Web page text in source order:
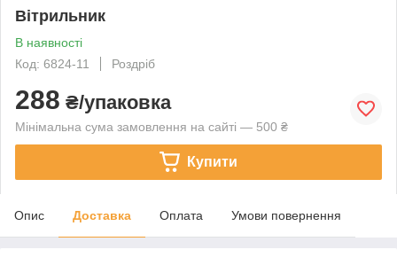
Вітрильник
В наявності
Код: 6824-11
Роздріб
288 ₴/упаковка
Мінімальна сума замовлення на сайті — 500 ₴
Купити
Опис Доставка Оплата Умови повернення